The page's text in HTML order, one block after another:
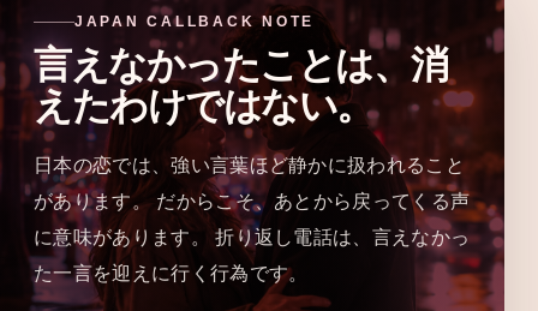
JAPAN CALLBACK NOTE
言えなかったことは、消
えたわけではない。
日本の恋では、強い言葉ほど静かに扱われること
があります。 だからこそ、あとから戻ってくる声
に意味があります。 折り返し電話は、言えなかっ
た一言を迎えに行く行為です。